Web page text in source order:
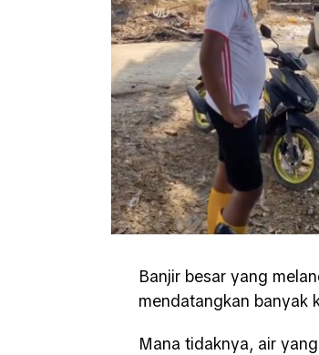
Banjir besar yang
mendatangkan banyak
Mana tidaknya, air